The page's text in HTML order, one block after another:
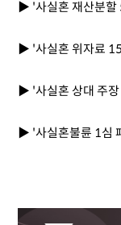
▶ '사실혼 재산분
▶ '사실혼 위자료
▶ '사실혼 상대 주
▶ '사실혼불륜 1심